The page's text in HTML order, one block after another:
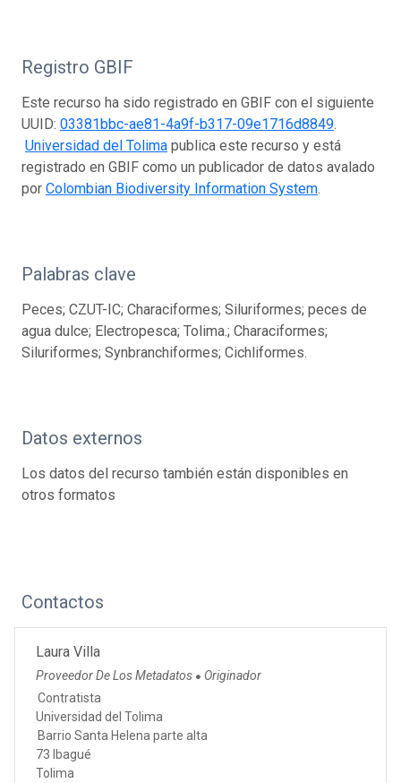
Registro GBIF
Este recurso ha sido registrado en GBIF con el siguiente
UUID: 03381bbc-ae81-4a9f-b317-09e1716d8849.
Universidad del Tolima publica este recurso y está
registrado en GBIF como un publicador de datos avalado
por Colombian Biodiversity Information System.
Palabras clave
Peces; CZUT-IC; Characiformes; Siluriformes; peces de
agua dulce; Electropesca; Tolima.; Characiformes;
Siluriformes; Synbranchiformes; Cichliformes.
Datos externos
Los datos del recurso también están disponibles en
otros formatos
Contactos
Laura Villa
Proveedor De Los Metadatos ● Originador
Contratista
Universidad del Tolima
Barrio Santa Helena parte alta
73 Ibagué
Tolima